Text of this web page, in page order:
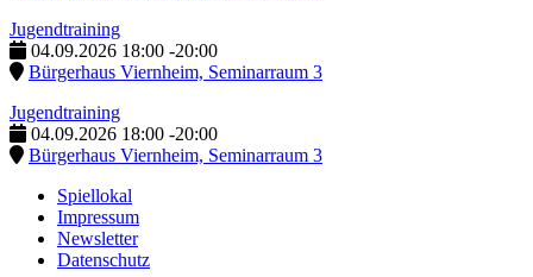
Jugendtraining
04.09.2026 18:00 -20:00
Bürgerhaus Viernheim, Seminarraum 3
Jugendtraining
04.09.2026 18:00 -20:00
Bürgerhaus Viernheim, Seminarraum 3
Spiellokal
Impressum
Newsletter
Datenschutz